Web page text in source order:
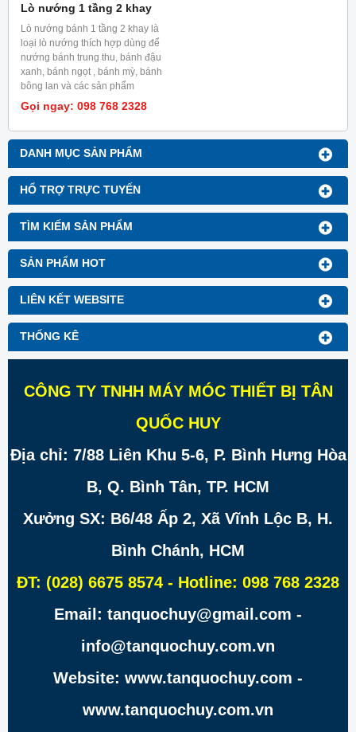
DANH MỤC SẢN PHẨM
HỔ TRỢ TRỰC TUYẾN
TÌM KIẾM SẢN PHẨM
SẢN PHẨM HOT
LIÊN KẾT WEBSITE
THỐNG KÊ
Lò nướng 1 tầng 2 khay
Lò nướng bánh 1 tầng 2 khay là
loại lò nướng thích hợp dùng để
nướng bánh trung thu, bánh đậu
xanh, bánh ngọt , bánh mỳ, bánh
bông lan và các sản phẩm
tương tự khác.
Gọi ngay: 098 768 2328
CÔNG TY TNHH MÁY MÓC THIẾT BỊ TÂN
QUỐC HUY
Địa chỉ: 7/88 Liên Khu 5-6, P. Bình Hưng Hòa
B, Q. Bình Tân, TP. HCM
Xưởng SX: B6/48 Ấp 2, Xã Vĩnh Lộc B, H.
Bình Chánh, HCM
ĐT: (028) 6675 8574 - Hotline: 098 768 2328
Email: tanquochuy@gmail.com -
info@tanquochuy.com.vn
Website: www.tanquochuy.com -
www.tanquochuy.com.vn